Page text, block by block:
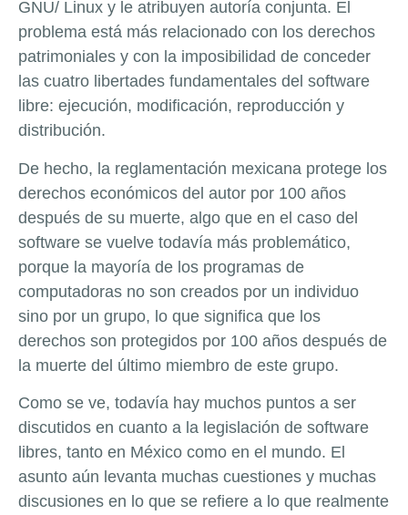
GNU/ Linux y le atribuyen autoría conjunta. El
problema está más relacionado con los derechos
patrimoniales y con la imposibilidad de conceder
las cuatro libertades fundamentales del software
libre: ejecución, modificación, reproducción y
distribución.
De hecho, la reglamentación mexicana protege los
derechos económicos del autor por 100 años
después de su muerte, algo que en el caso del
software se vuelve todavía más problemático,
porque la mayoría de los programas de
computadoras no son creados por un individuo
sino por un grupo, lo que significa que los
derechos son protegidos por 100 años después de
la muerte del último miembro de este grupo.
Como se ve, todavía hay muchos puntos a ser
discutidos en cuanto a la legislación de software
libres, tanto en México como en el mundo. El
asunto aún levanta muchas cuestiones y muchas
discusiones en lo que se refiere a lo que realmente